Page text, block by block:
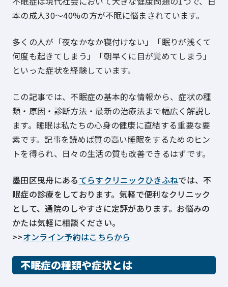
本の成人30〜40%の方が不眠に悩まされています。
多くの人が「夜なかなか寝付けない」「眠りが浅くて
何度も起きてしまう」「朝早くに目が覚めてしまう」
といった症状を経験しています。
この記事では、不眠症の基本的な情報から、症状の種
類・原因・診断方法・最新の治療法まで幅広く解説し
ます。睡眠は私たちの心身の健康に直結する重要な要
素です。記事を読めば質の高い睡眠をするためのヒン
トを得られ、日々の生活の質も改善できるはずです。
墨田区曳舟にあるてらすクリニックひきふねでは、不
眠症の診療をしております。気軽で便利なクリニック
として、通院のしやすさに定評があります。お悩みの
かたは気軽に相談ください。
>>オンライン予約はこちらから
不眠症の種類や症状とは